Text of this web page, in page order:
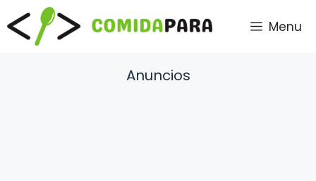
Saltar
al
contenido
Menu
Anuncios